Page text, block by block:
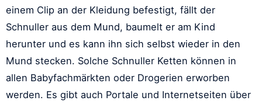
einem Clip an der Kleidung befestigt, fällt der
Schnuller aus dem Mund, baumelt er am Kind
herunter und es kann ihn sich selbst wieder in den
Mund stecken. Solche Schnuller Ketten können in
allen Babyfachmärkten oder Drogerien erworben
werden. Es gibt auch Portale und Internetseiten über